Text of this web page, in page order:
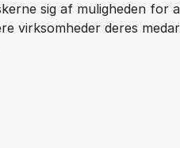
sig af muligheden for
virksomheder deres
for­an­drer vo­res